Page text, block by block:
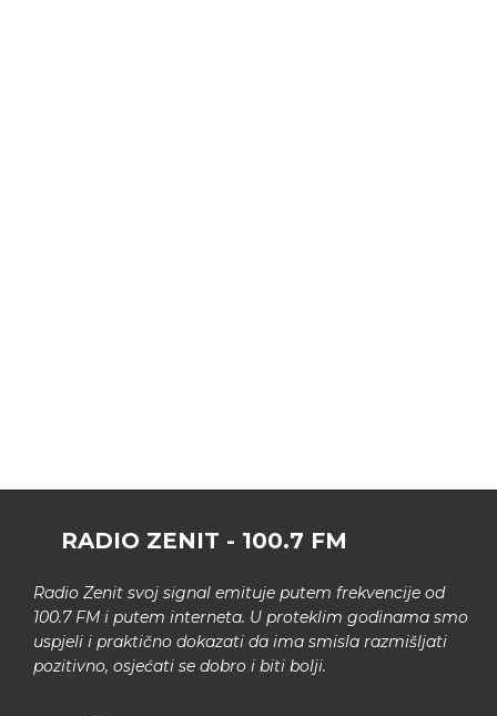
RADIO ZENIT - 100.7 FM
Radio Zenit svoj signal emituje putem frekvencije od
100.7 FM i putem interneta. U proteklim godinama smo
uspjeli i praktično dokazati da ima smisla razmišljati
pozitivno, osjećati se dobro i biti bolji.